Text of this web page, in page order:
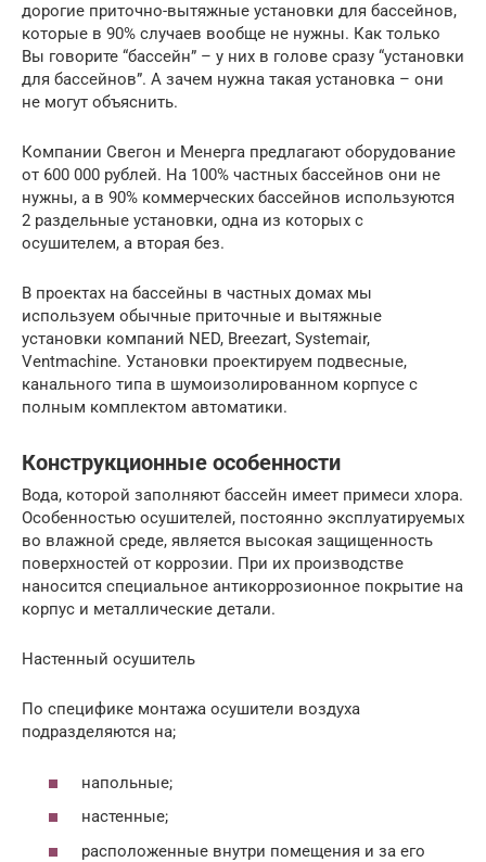
дорогие приточно-вытяжные установки для бассейнов,
которые в 90% случаев вообще не нужны. Как только
Вы говорите “бассейн” – у них в голове сразу “установки
для бассейнов”. А зачем нужна такая установка – они
не могут объяснить.
Компании Свегон и Менерга предлагают оборудование
от 600 000 рублей. На 100% частных бассейнов они не
нужны, а в 90% коммерческих бассейнов используются
2 раздельные установки, одна из которых с
осушителем, а вторая без.
В проектах на бассейны в частных домах мы
используем обычные приточные и вытяжные
установки компаний NED, Breezart, Systemair,
Ventmachine. Установки проектируем подвесные,
канального типа в шумоизолированном корпусе с
полным комплектом автоматики.
Конструкционные особенности
Вода, которой заполняют бассейн имеет примеси хлора.
Особенностью осушителей, постоянно эксплуатируемых
во влажной среде, является высокая защищенность
поверхностей от коррозии. При их производстве
наносится специальное антикоррозионное покрытие на
корпус и металлические детали.
Настенный осушитель
По специфике монтажа осушители воздуха
подразделяются на;
напольные;
настенные;
расположенные внутри помещения и за его